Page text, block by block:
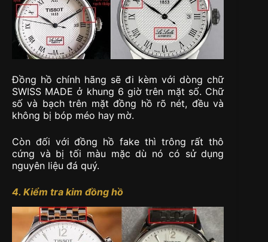
Đồng hồ chính hãng sẽ đi kèm với dòng chữ
SWISS MADE ở khung 6 giờ trên mặt số. Chữ
số và bạch trên mặt đồng hồ rõ nét, đều và
không bị bóp méo hay mờ.
Còn đối với đồng hồ fake thì trông rất thô
cứng và bị tối màu mặc dù nó có sử dụng
nguyên liệu đá quý.
4. Kiểm tra kim đồng hồ